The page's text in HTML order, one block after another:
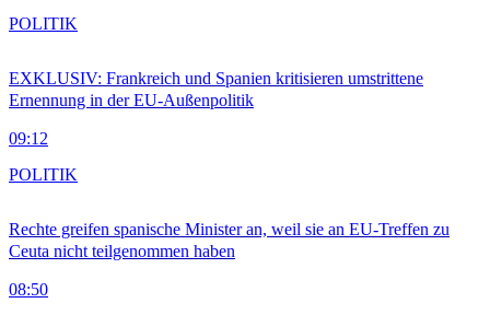
EXKLUSIV: Frankreich und Spanien kritisieren umstrittene
Ernennung in der EU-Außenpolitik
09:12
POLITIK
Rechte greifen spanische Minister an, weil sie an EU-Treffen zu
Ceuta nicht teilgenommen haben
08:50
POLITIK